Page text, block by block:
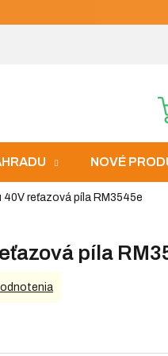
NOVÉ
40V reťazová píla RM3545e
píla